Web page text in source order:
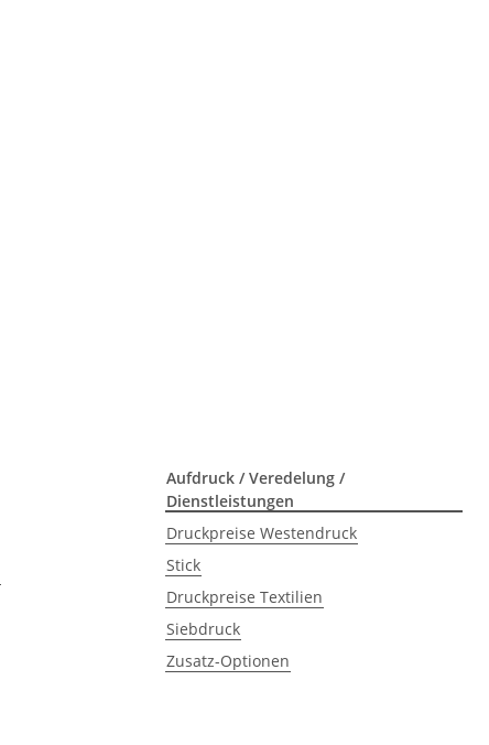
Aufdruck / Veredelung /
Dienstleistungen
Druckpreise Westendruck
Stick
Druckpreise Textilien
Siebdruck
Zusatz-Optionen